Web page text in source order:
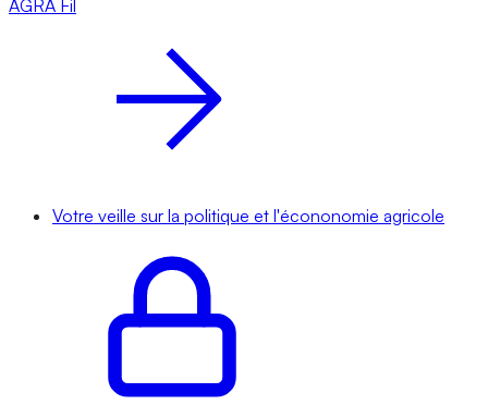
AGRA Fil
Votre veille sur la politique et l'écononomie agricole